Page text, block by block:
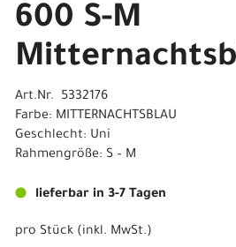
600 S-M
Art.Nr. 5332176
Farbe: MITTERNACHTSBLAU
Geschlecht: Uni
Rahmengröße: S – M
lieferbar in 3-7 Tagen
pro Stück (inkl. MwSt.)